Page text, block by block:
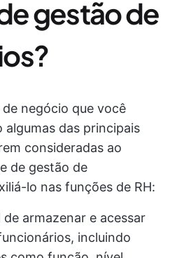
gestão de
negócio que você
algumas das principais
consideradas ao
de gestão de
lo nas funções de RH:
armazenar e acessar
incluindo